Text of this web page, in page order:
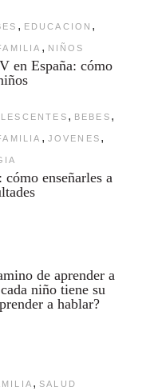
, EDUCACION ,
, NIÑOS
en España: cómo
, BEBES ,
, JOVENES ,
enseñarles a
de aprender a
niño tiene su
a hablar?
, SALUD